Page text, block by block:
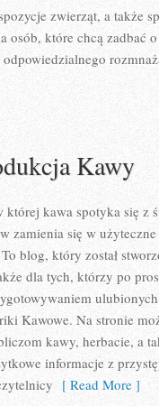
zwierząt, a także
osób, które chcą zadbać
Kawy
kawa spotyka się z
zamienia się w
blog, który został
dla tych, którzy po
Kawowe. Na stronie
kawy, herbacie, a
informacje z
[ Read More ]